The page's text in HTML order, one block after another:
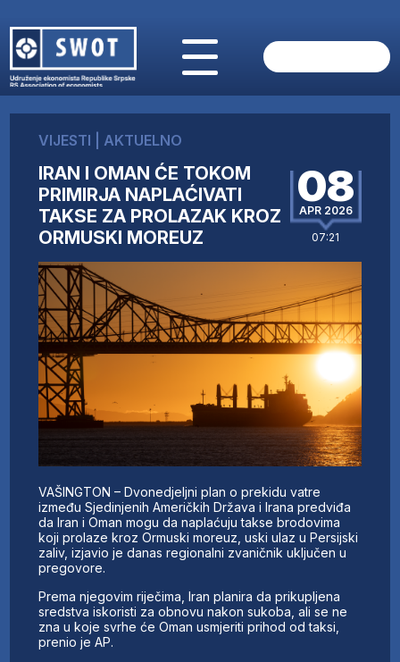
O NAMA
AKTUELNO
ANALIZE
KOMPANIJE
FINANSIJE
IZ STRANIH MEDIJA
AKTIVNOSTI
SWOT INTERVJU
UČLANI SE
KONTAKT
VIJESTI AKTUELNO
IRAN I OMAN ĆE TOKOM
PRIMIRJA NAPLAĆIVATI
TAKSE ZA PROLAZAK KROZ
ORMUSKI MOREUZ
08
APR 2026
07:21
VAŠINGTON – Dvonedjeljni plan o prekidu vatre
između Sjedinjenih Američkih Država i Irana predviđa
da Iran i Oman mogu da naplaćuju takse brodovima
koji prolaze kroz Ormuski moreuz, uski ulaz u Persijski
zaliv, izjavio je danas regionalni zvaničnik uključen u
pregovore.
Prema njegovim riječima, Iran planira da prikupljena
sredstva iskoristi za obnovu nakon sukoba, ali se ne
zna u koje svrhe će Oman usmjeriti prihod od taksi,
prenio je AP.